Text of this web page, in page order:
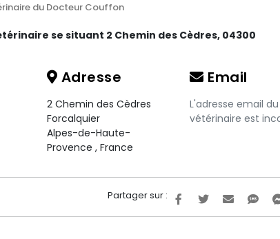
du Docteur Couffon
se situant 2 Chemin des Cèdres, 04300
Adresse
2 Chemin des Cèdres
Forcalquier
Alpes-de-Haute-
Provence , France
Email
L'adresse email du
vétérinaire est
Partager sur :